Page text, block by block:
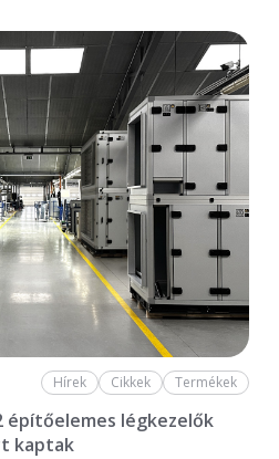
Hírek Cikkek Termékek
építőelemes légkezelők
kaptak